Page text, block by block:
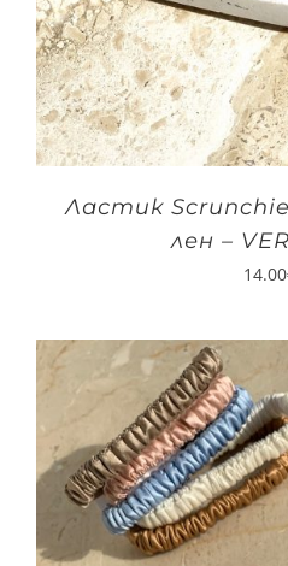
Ластик
лен –
14.00